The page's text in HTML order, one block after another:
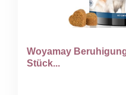
Woyamay
Stück...